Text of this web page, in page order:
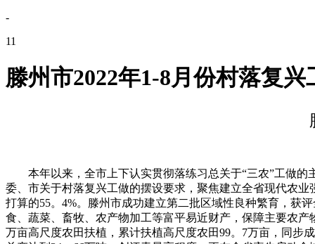
-
11
滕州市2022年1-8月份村落复
本年以来，全市上下认实贯彻落练习总关于“三农”工做的
委、市关于村落复兴工做的摆设要求，聚焦建立全省现代农
打算的55。4%。滕州市成功建立第二批区域性良种繁育，获
食、蔬菜、畜牧、农产物加工等富平易近财产，保障主要农
万亩高尺度农田扶植，累计扶植高尺度农田99。7万亩，同步